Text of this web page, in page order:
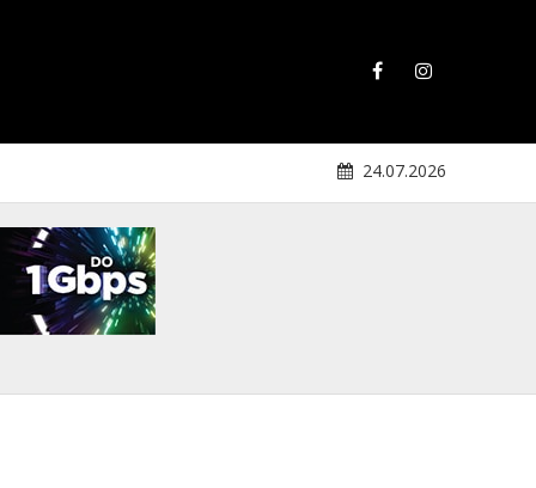
24.07.2026